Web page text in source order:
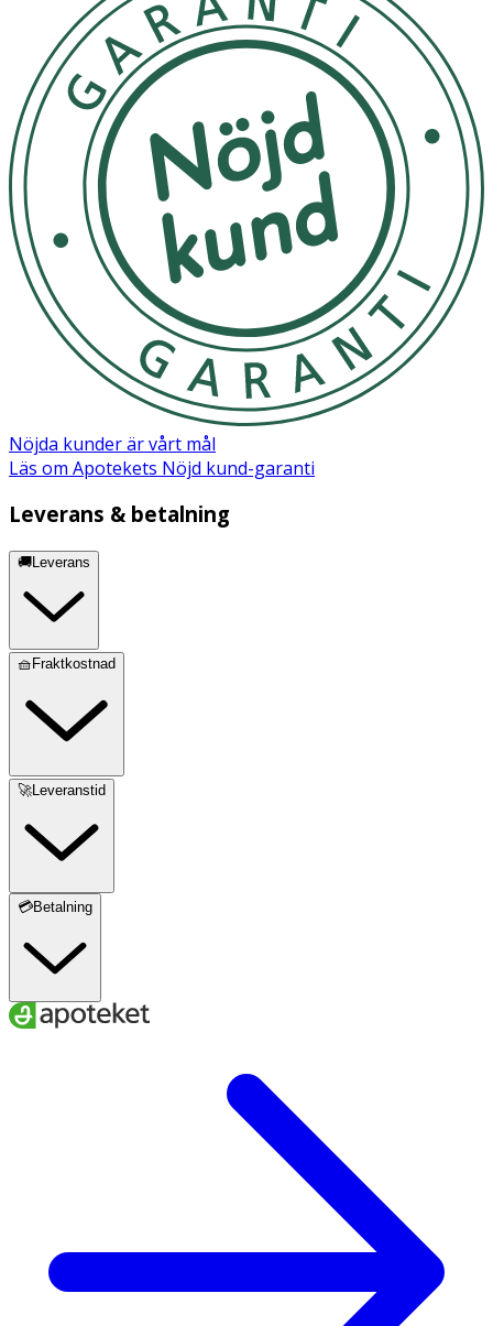
Purify Pores Daily Wash Scrub
Kan förvaras i rumstemperatur
OK för gravida och ammande:
Ja
Ingredienser:
Aqua, Glycerin, Microcrystalline Cellulose, Xanthan Gum,
Aloe Barbadensis Leaf Juice Powder, Sodium
Hyaluronate, Tocopheryl Acetate, Retinyl Palmitate, Citric
Acid, Sodium Laureth Sulfate, Coco-Glucoside,
Hydroxypropyl Methylcellulose, Kaolin, Silica,
Caprylic/Capric Glycerides, Lactose, Sodium Benzoate,
Parfum, CI 77007
Nöjda kunder är vårt mål
Läs om Apotekets Nöjd kund-garanti
Leverans & betalning
🚚Leverans
🧺Fraktkostnad
🚀Leveranstid
💳Betalning